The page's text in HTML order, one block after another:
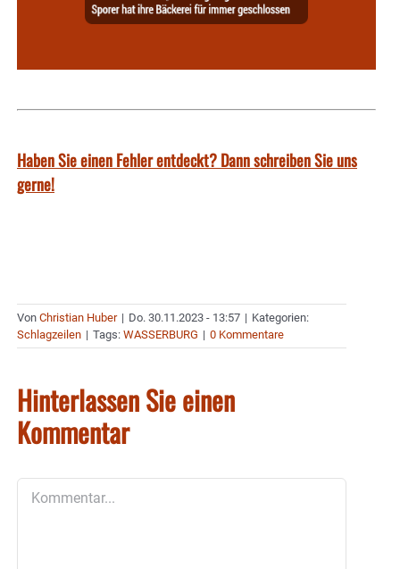
Haben Sie einen Fehler entdeckt? Dann schreiben Sie uns
gerne!
Von Christian Huber | Do. 30.11.2023 - 13:57 | Kategorien:
Schlagzeilen | Tags: WASSERBURG | 0 Kommentare
Hinterlassen Sie einen
Kommentar